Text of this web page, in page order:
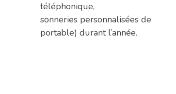
téléphonique,
sonneries personnalisées de
portable) durant l’année.